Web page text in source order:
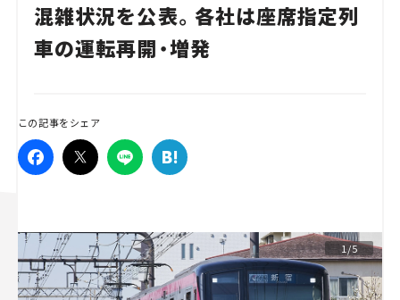
混雑状況を公表。各社は座席指定列
車の運転再開・増発
この記事をシェア
1/5
Traffic
Special
Campaign
人気のハッシュタグ